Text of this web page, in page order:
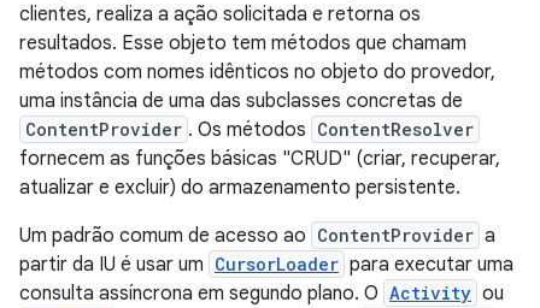
clientes, realiza a ação solicitada e retorna os
resultados. Esse objeto tem métodos que chamam
métodos com nomes idênticos no objeto do provedor,
uma instância de uma das subclasses concretas de
ContentProvider . Os métodos ContentResolver
fornecem as funções básicas "CRUD" (criar, recuperar,
atualizar e excluir) do armazenamento persistente.
Um padrão comum de acesso ao ContentProvider a
partir da IU é usar um CursorLoader para executar uma
consulta assíncrona em segundo plano. O Activity ou